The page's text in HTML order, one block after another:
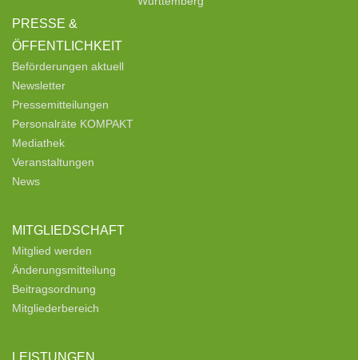
PRESSE &
ÖFFENTLICHKEIT
Beförderungen aktuell
Newsletter
Pressemitteilungen
Personalräte KOMPAKT
Mediathek
Veranstaltungen
News
MITGLIEDSCHAFT
Mitglied werden
Änderungsmitteilung
Beitragsordnung
Mitgliederbereich